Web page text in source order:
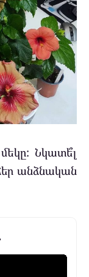
Նկատե՞լ
անձնական